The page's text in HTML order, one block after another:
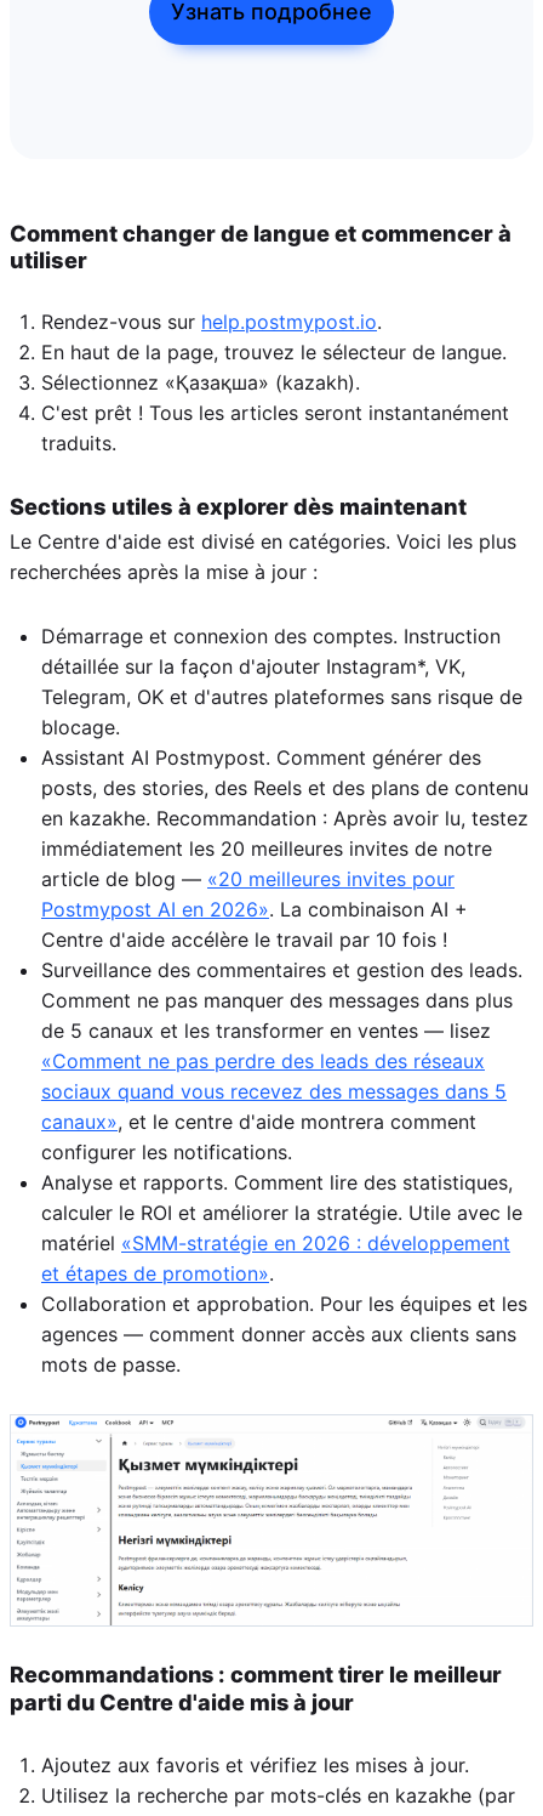
Узнать подробнее
Comment changer de langue et commencer à
utiliser
Rendez-vous sur help.postmypost.io.
En haut de la page, trouvez le sélecteur de langue.
Sélectionnez «Қазақша» (kazakh).
C'est prêt ! Tous les articles seront instantanément
traduits.
Sections utiles à explorer dès maintenant
Le Centre d'aide est divisé en catégories. Voici les plus
recherchées après la mise à jour :
Démarrage et connexion des comptes. Instruction
détaillée sur la façon d'ajouter Instagram*, VK,
Telegram, OK et d'autres plateformes sans risque de
blocage.
Assistant AI Postmypost. Comment générer des
posts, des stories, des Reels et des plans de contenu
en kazakhe. Recommandation : Après avoir lu, testez
immédiatement les 20 meilleures invites de notre
article de blog — «20 meilleures invites pour
Postmypost AI en 2026». La combinaison AI +
Centre d'aide accélère le travail par 10 fois !
Surveillance des commentaires et gestion des leads.
Comment ne pas manquer des messages dans plus
de 5 canaux et les transformer en ventes — lisez
«Comment ne pas perdre des leads des réseaux
sociaux quand vous recevez des messages dans 5
canaux», et le centre d'aide montrera comment
configurer les notifications.
Analyse et rapports. Comment lire des statistiques,
calculer le ROI et améliorer la stratégie. Utile avec le
matériel «SMM-stratégie en 2026 : développement
et étapes de promotion».
Collaboration et approbation. Pour les équipes et les
agences — comment donner accès aux clients sans
mots de passe.
Recommandations : comment tirer le meilleur
parti du Centre d'aide mis à jour
Ajoutez aux favoris et vérifiez les mises à jour.
Utilisez la recherche par mots-clés en kazakhe (par